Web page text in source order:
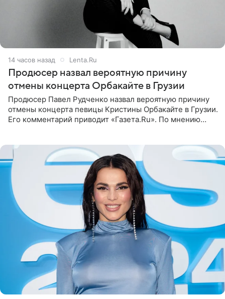
14 часов назад Lenta.Ru
Продюсер назвал вероятную причину
отмены концерта Орбакайте в Грузии
Продюсер Павел Рудченко назвал вероятную причину
отмены концерта певицы Кристины Орбакайте в Грузии.
Его комментарий приводит «Газета.Ru». По мнению